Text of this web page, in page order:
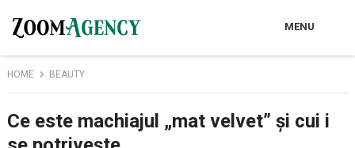
MENU
HOME BEAUTY
Ce este machiajul „mat velvet” și cui i